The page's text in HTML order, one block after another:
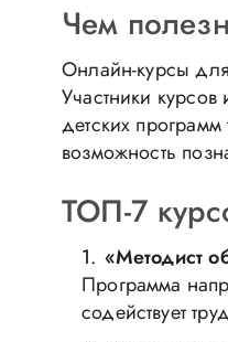
Чем
Онлайн-курсы
Участники
детских
возможность
ТОП-7
«Методист
Программа
содействует